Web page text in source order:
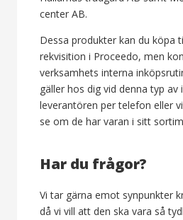
center AB.
Dessa produkter kan du köpa
rekvisition i Proceedo, men
verksamhets interna
gäller hos dig vid denna typ av
leverantören per telefon eller
se om de har varan i sitt
Har du frågor?
Vi tar gärna emot synpunkter
då vi vill att den ska vara så